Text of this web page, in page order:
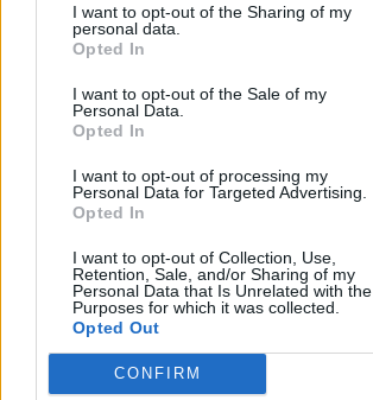
I want to opt-out of the Sharing of my
personal data.
Opted In
I want to opt-out of the Sale of my
Personal Data.
Opted In
I want to opt-out of processing my
Personal Data for Targeted Advertising.
Opted In
I want to opt-out of Collection, Use,
Retention, Sale, and/or Sharing of my
Personal Data that Is Unrelated with the
Purposes for which it was collected.
Opted Out
CONFIRM
Susiję straipsniai
Ignalinos rajone vėl siautėjo
meška – įsisuko į avilius: